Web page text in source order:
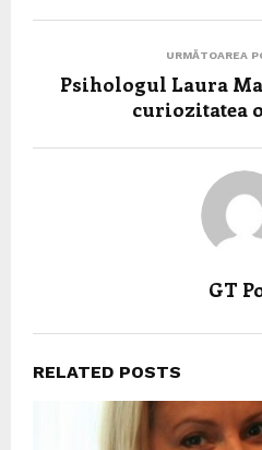
URMĂTOAREA
Psihologul Laura
curiozitatea
GT
RELATED POSTS